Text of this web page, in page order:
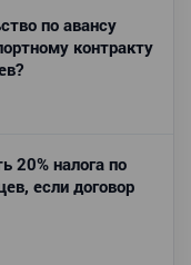
по авансу
контракту
20% налога по
если договор